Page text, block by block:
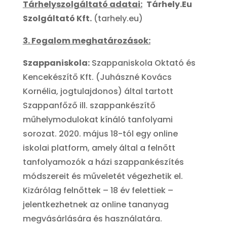
Tárhelyszolgáltató adatai: Tárhely.Eu
Szolgáltató Kft.(tarhely.eu)
3. Fogalom meghatározások:
Szappaniskola:Szappaniskola Oktató és
Kencekészítő Kft. (Juhászné Kovács
Kornélia, jogtulajdonos) által tartott
Szappanfőző ill. szappankészítő
műhelymodulokat kínáló tanfolyami
sorozat. 2020. május 18-tól egy online
iskolai platform, amely által a felnőtt
tanfolyamozók a házi szappankészítés
módszereit és műveletét végezhetik el.
Kizárólag felnőttek – 18 év felettiek –
jelentkezhetnek az online tananyag
megvásárlására és használatára.